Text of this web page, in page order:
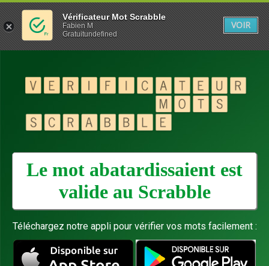
Le mot abatardissaient est
valide au Scrabble
Téléchargez notre appli pour vérifier vos mots facilement :
Vérificateur Mot Scrabble
Fabien M
Gratuitundefined
VOIR